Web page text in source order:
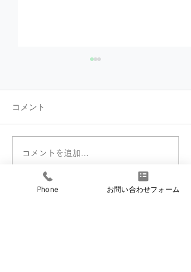
【導入事例】Listadio様
ホームページ
コメント
コメントを追加…
Phone お問い合わせフォーム